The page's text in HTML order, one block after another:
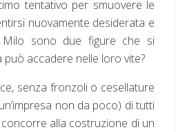
tentativo per smuovere le
nuovamente desiderata e
sono due figure che si
accadere nelle loro vite?
senza fronzoli o cesellature
non da poco) di tutti
alla costruzione di un